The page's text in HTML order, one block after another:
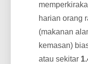
harian orang
(makanan
kemasan)
atau sekitar